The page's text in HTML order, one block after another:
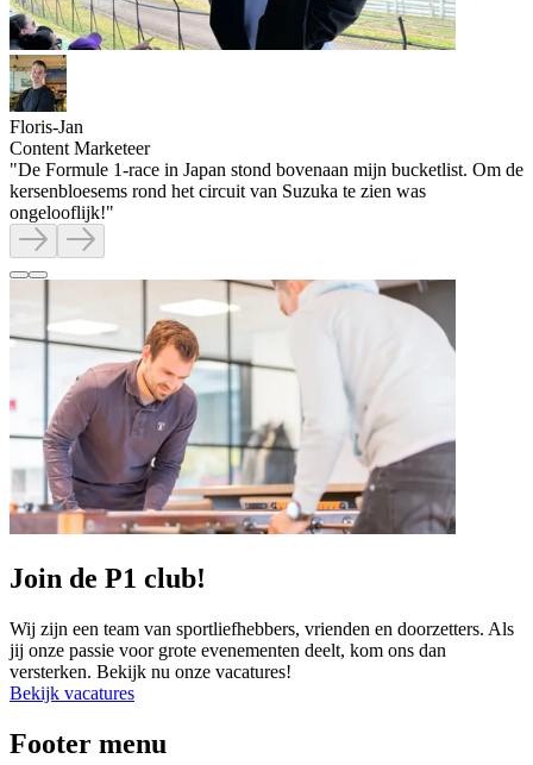
Floris-Jan
Content Marketeer
"De Formule 1-race in Japan stond bovenaan mijn bucketlist. Om de
kersenbloesems rond het circuit van Suzuka te zien was
ongelooflijk!"
Join de P1 club!
Wij zijn een team van sportliefhebbers, vrienden en doorzetters. Als
jij onze passie voor grote evenementen deelt, kom ons dan
versterken. Bekijk nu onze vacatures!
Bekijk vacatures
Footer menu